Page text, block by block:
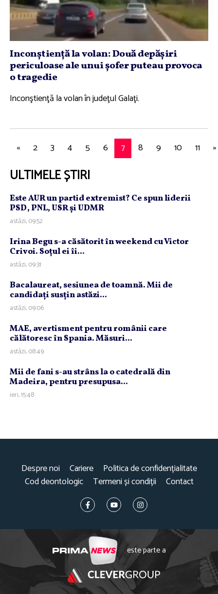
Inconştienţă la volan: Două depăşiri
periculoase ale unui şofer puteau provoca
o tragedie
Inconştienţă la volan în judeţul Galaţi.
« 2 3 4 5 6 7 8 9 10 11 »
ULTIMELE ȘTIRI
Este AUR un partid extremist? Ce spun liderii
PSD, PNL, USR şi UDMR
astăzi, 09:52
Irina Begu s-a căsătorit în weekend cu Victor
Crivoi. Soţul ei îi...
astăzi, 09:31
Bacalaureat, sesiunea de toamnă. Mii de
candidaţi susţin astăzi...
astăzi, 09:06
MAE, avertisment pentru românii care
călătoresc în Spania. Măsuri...
astăzi, 08:49
Mii de fani s-au strâns la o catedrală din
Madeira, pentru presupusa...
ieri, 15:48
Despre noi Cariere
Politica de confidențialitate
Cod deontologic
Termeni și condiții Contact
este parte a